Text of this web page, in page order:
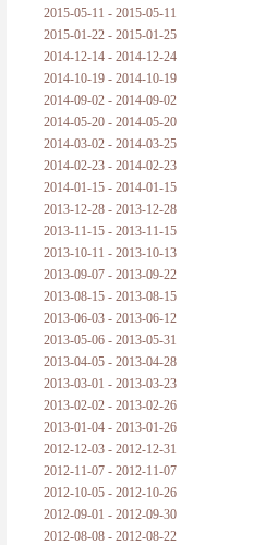
2015-05-11 - 2015-05-11
2015-01-22 - 2015-01-25
2014-12-14 - 2014-12-24
2014-10-19 - 2014-10-19
2014-09-02 - 2014-09-02
2014-05-20 - 2014-05-20
2014-03-02 - 2014-03-25
2014-02-23 - 2014-02-23
2014-01-15 - 2014-01-15
2013-12-28 - 2013-12-28
2013-11-15 - 2013-11-15
2013-10-11 - 2013-10-13
2013-09-07 - 2013-09-22
2013-08-15 - 2013-08-15
2013-06-03 - 2013-06-12
2013-05-06 - 2013-05-31
2013-04-05 - 2013-04-28
2013-03-01 - 2013-03-23
2013-02-02 - 2013-02-26
2013-01-04 - 2013-01-26
2012-12-03 - 2012-12-31
2012-11-07 - 2012-11-07
2012-10-05 - 2012-10-26
2012-09-01 - 2012-09-30
2012-08-08 - 2012-08-22